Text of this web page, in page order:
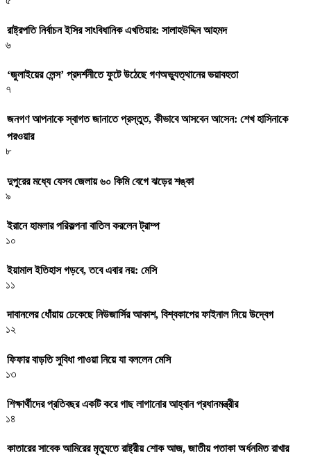
রাষ্ট্রপতি নির্বাচন ইসির সাংবিধানিক এখতিয়ার: সালাহউদ্দিন আহমদ
৬
‘জুলাইয়ের লেন্স’ প্রদর্শনীতে ফুটে উঠেছে গণঅভ্যুত্থানের ভয়াবহতা
৭
জনগণ আপনাকে স্বাগত জানাতে প্রস্তুত, কীভাবে আসবেন আসেন: শেখ হাসিনাকে
পরওয়ার
৮
দুপুরের মধ্যে যেসব জেলায় ৬০ কিমি বেগে ঝড়ের শঙ্কা
৯
ইরানে হামলার পরিকল্পনা বাতিল করলেন ট্রাম্প
১০
ইয়ামাল ইতিহাস গড়বে, তবে এবার নয়: মেসি
১১
দাবানলের ধোঁয়ায় ঢেকেছে নিউজার্সির আকাশ, বিশ্বকাপের ফাইনাল নিয়ে উদ্বেগ
১২
ফিফার বাড়তি সুবিধা পাওয়া নিয়ে যা বললেন মেসি
১৩
শিক্ষার্থীদের প্রতিবছর একটি করে গাছ লাগানোর আহ্বান প্রধানমন্ত্রীর
১৪
কাতারের সাবেক আমিরের মৃত্যুতে রাষ্ট্রীয় শোক আজ, জাতীয় পতাকা অর্ধনমিত রাখার